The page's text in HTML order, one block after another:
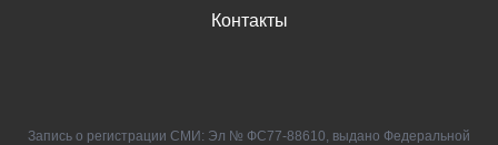
Контакты
Запись о регистрации СМИ: Эл № ФС77-88610, выдано Федеральной